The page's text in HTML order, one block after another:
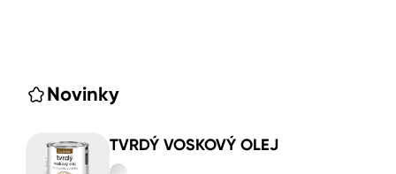
Novinky
TVRDÝ VOSKOVÝ OLEJ